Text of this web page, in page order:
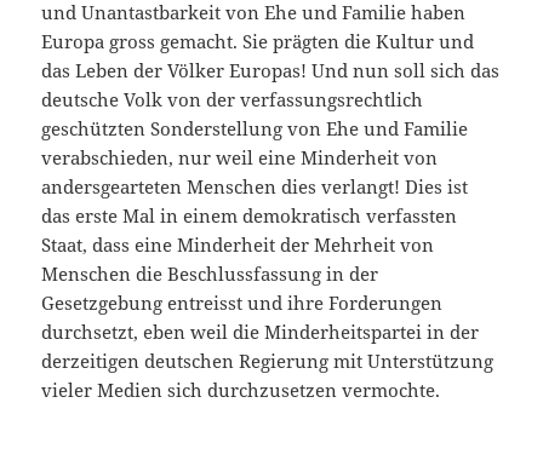
und Unantastbarkeit von Ehe und Familie haben
Europa gross gemacht. Sie prägten die Kultur und
das Leben der Völker Europas! Und nun soll sich das
deutsche Volk von der verfassungsrechtlich
geschützten Sonderstellung von Ehe und Familie
verabschieden, nur weil eine Minderheit von
andersgearteten Menschen dies verlangt! Dies ist
das erste Mal in einem demokratisch verfassten
Staat, dass eine Minderheit der Mehrheit von
Menschen die Beschlussfassung in der
Gesetzgebung entreisst und ihre Forderungen
durchsetzt, eben weil die Minderheitspartei in der
derzeitigen deutschen Regierung mit Unterstützung
vieler Medien sich durchzusetzen vermochte.